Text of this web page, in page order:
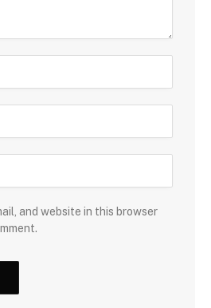
and website in this browser